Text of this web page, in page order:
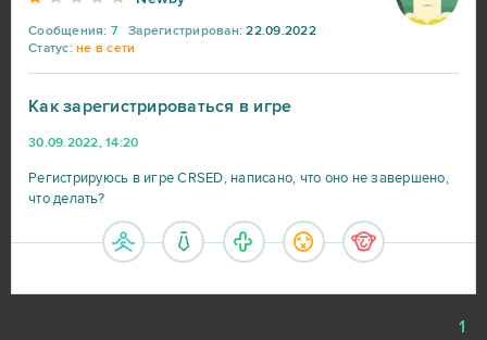
Сообщения: 7 Зарегистрирован: 22.09.2022
Статус: не в сети
Как зарегистрироваться в игре
30.09.2022, 14:20
Регистрируюсь в игре CRSED, написано, что оно не завершено,
что делать?
1